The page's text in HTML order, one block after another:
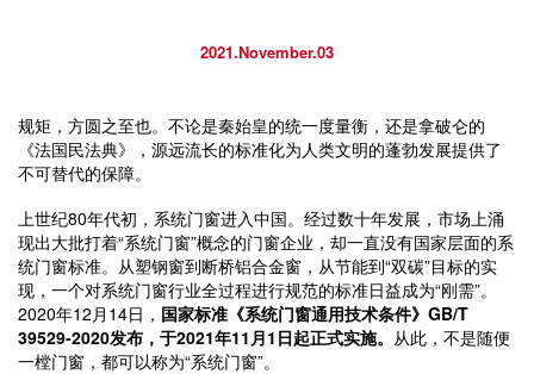
2021.November.03
规矩，方圆之至也。不论是秦始皇的统一度量衡，还是拿破仑的
《法国民法典》，源远流长的标准化为人类文明的蓬勃发展提供了
不可替代的保障。
上世纪80年代初，系统门窗进入中国。经过数十年发展，市场上涌
现出大批打着“系统门窗”概念的门窗企业，却一直没有国家层面的系
统门窗标准。从塑钢窗到断桥铝合金窗，从节能到“双碳”目标的实
现，一个对系统门窗行业全过程进行规范的标准日益成为“刚需”。
2020年12月14日， 国家标准《系统门窗通用技术条件》GB/T
39529-2020发布，于2021年11月1日起正式实施。 从此，不是随便
一樘门窗，都可以称为“系统门窗”。